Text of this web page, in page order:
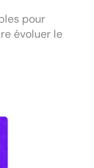
pour
évoluer le